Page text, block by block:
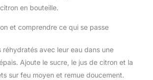
en bouteille.
et comprendre ce qui se passe
réhydratés avec leur eau dans une
Ajoute le sucre, le jus de citron et la
sur feu moyen et remue doucement.